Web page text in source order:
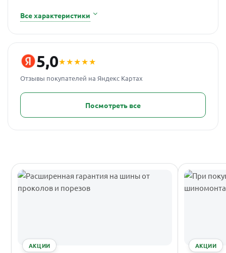
Все характеристики
5,0★★★★★
Отзывы покупателей на Яндекс Картах
Посмотреть все
АКЦИИ АКЦИИ